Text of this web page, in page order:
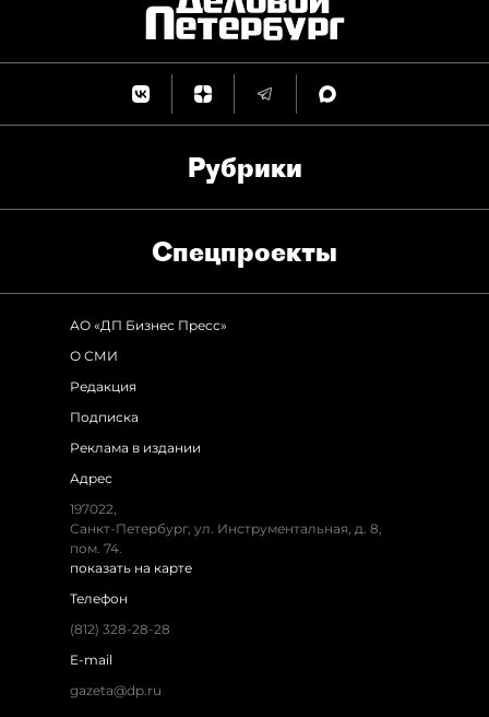
Рубрики
Спец­проекты
АО «ДП Бизнес Пресс»
О СМИ
Редакция
Подписка
Реклама в издании
Адрес
197022,
Санкт-Петербург, ул. Инструментальная, д. 8,
пом. 74.
показать на карте
Телефон
(812) 328-28-28
E-mail
gazeta@dp.ru